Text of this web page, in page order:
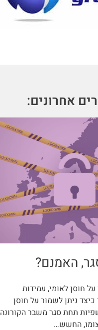
אחרונים:
האמנם?
חוסן לאומי, עמידות
ניתן לשמור על חוסן
תחת סגר משבר הקורונה